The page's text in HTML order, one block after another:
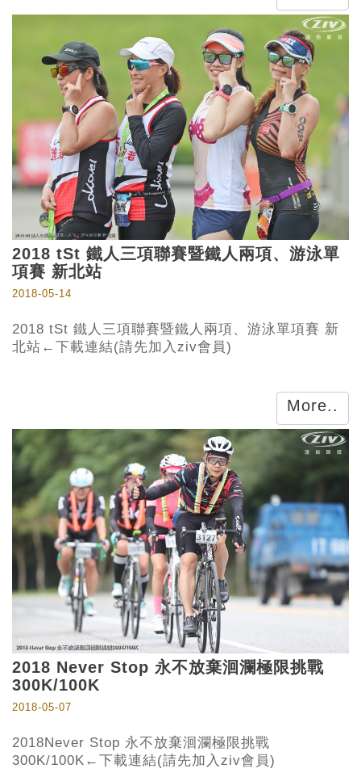
2018 tSt 鐵人三項聯賽暨鐵人兩項、游泳單
項賽 新北站
2018-05-14
2018 tSt 鐵人三項聯賽暨鐵人兩項、游泳單項賽 新
北站←下載連結(請先加入ziv會員)
More..
2018 Never Stop 永不放棄洄瀾極限挑戰
300K/100K
2018-05-07
2018Never Stop 永不放棄洄瀾極限挑戰
300K/100K←下載連結(請先加入ziv會員)